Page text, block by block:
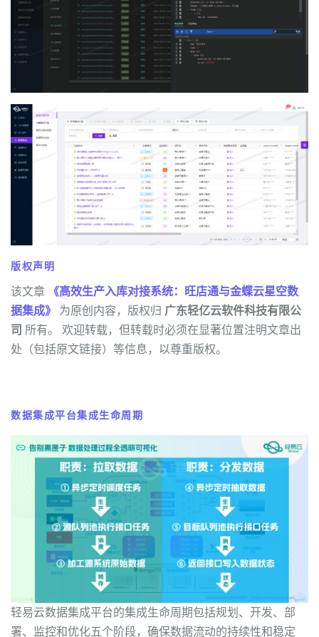
版权声明
该文章 《高效生产入库对接系统：旺店通与金蝶云星空数
据集成》 为原创内容，版权归 广东轻亿云软件科技有限公
司 所有。 欢迎转载，但转载时必须在显著位置注明文章出
处（包括原文链接）等信息，以尊重版权。
数据集成平台集成生命周期
轻易云数据集成平台的集成生命周期包括规划、开发、部
署、监控和优化五个阶段，确保数据流动的持续性和稳定